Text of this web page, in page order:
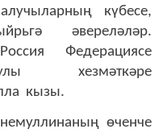
күбесе,
әвереләләр.
Федерациясе
хезмәткәре
кызы.
өченче